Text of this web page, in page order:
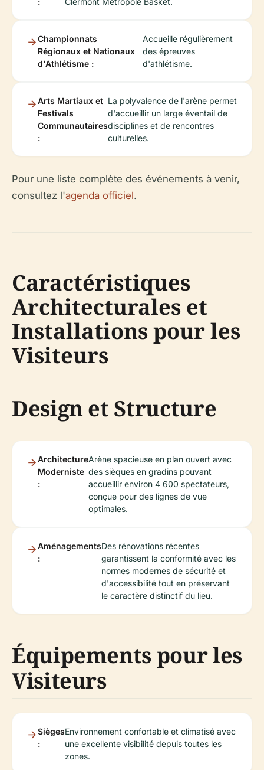
Championnats
Régionaux et Nationaux
d'Athlétisme :
Accueille régulièrement
des épreuves
d'athlétisme.
Arts Martiaux et
Festivals
Communautaires
:
La polyvalence de l'arène permet
d'accueillir un large éventail de
disciplines et de rencontres
culturelles.
Pour une liste complète des événements à venir,
consultez l'agenda officiel.
Caractéristiques
Architecturales et
Installations pour les
Visiteurs
Design et Structure
Architecture
Moderniste
:
Arène spacieuse en plan ouvert avec
des sièques en gradins pouvant
accueillir environ 4 600 spectateurs,
conçue pour des lignes de vue
optimales.
Aménagements
:
Des rénovations récentes
garantissent la conformité avec les
normes modernes de sécurité et
d'accessibilité tout en préservant
le caractère distinctif du lieu.
Équipements pour les
Visiteurs
Sièges
:
Environnement confortable et climatisé avec
une excellente visibilité depuis toutes les
zones.